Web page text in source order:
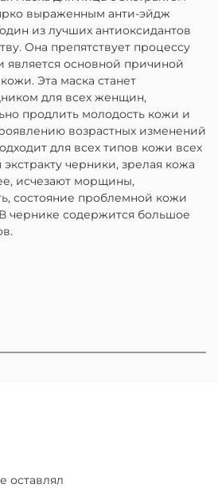
выраженным анти-эйдж
из лучших антиоксидантов
Она препятствует процессу
является основной причиной
Эта маска станет
для всех женщин,
продлить молодость кожи и
возрастных изменений
для всех типов кожи всех
экстракту черники, зрелая кожа
исчезают морщины,
состояние проблемной кожи
чернике содержится большое
оставлял